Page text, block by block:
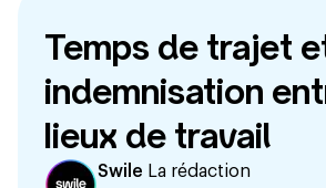
Temps de trajet
indemnisation
lieux de travail
Swile La rédaction